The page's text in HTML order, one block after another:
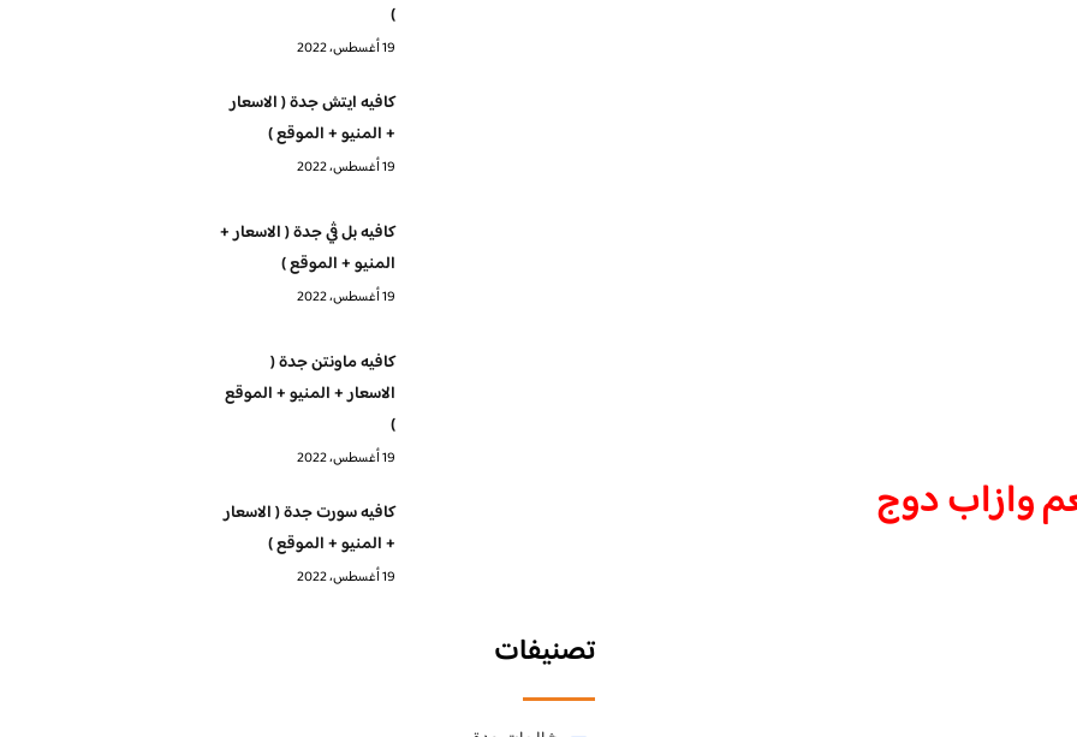
وازاب دوج
)
19 أغسطس، 2022
كافيه ايتش جدة ( الاسعار
+ المنيو + الموقع )
19 أغسطس، 2022
كافيه بل ڤي جدة ( الاسعار +
المنيو + الموقع )
19 أغسطس، 2022
كافيه ماونتن جدة (
الاسعار + المنيو + الموقع
)
19 أغسطس، 2022
كافيه سورت جدة ( الاسعار
+ المنيو + الموقع )
19 أغسطس، 2022
تصنيفات